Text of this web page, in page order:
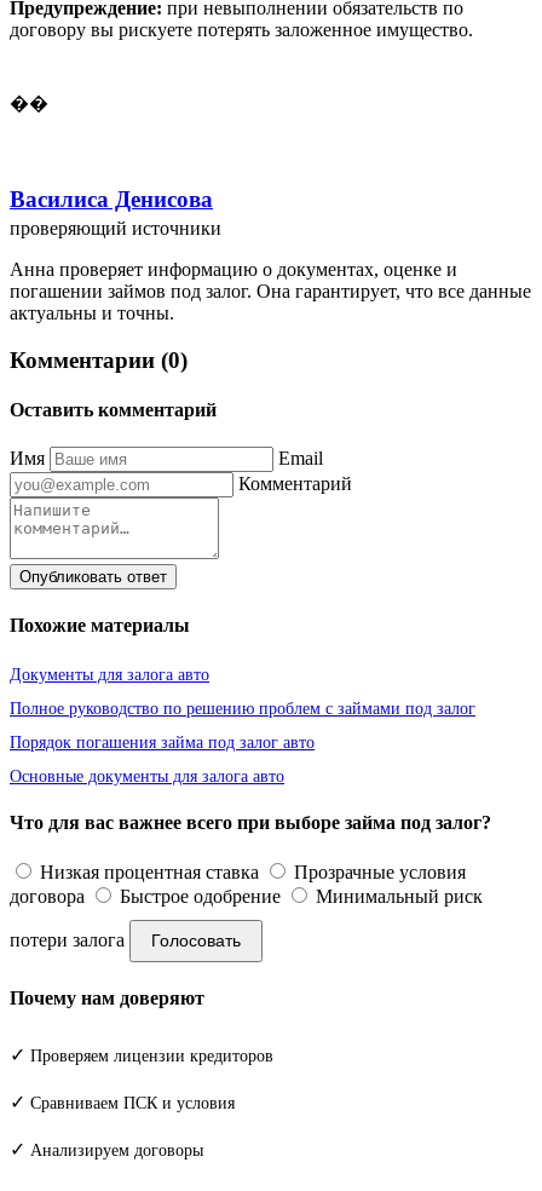
Предупреждение: при невыполнении обязательств по
договору вы рискуете потерять заложенное имущество.
��
Василиса Денисова
проверяющий источники
Анна проверяет информацию о документах, оценке и
погашении займов под залог. Она гарантирует, что все данные
актуальны и точны.
Комментарии (0)
Оставить комментарий
Имя
Email
Комментарий
Опубликовать ответ
Похожие материалы
Документы для залога авто
Полное руководство по решению проблем с займами под залог
Порядок погашения займа под залог авто
Основные документы для залога авто
Что для вас важнее всего при выборе займа под залог?
Низкая процентная ставка
Прозрачные условия
договора
Быстрое одобрение Минимальный риск
потери залога Голосовать
Почему нам доверяют
✓ Проверяем лицензии кредиторов
✓ Сравниваем ПСК и условия
✓ Анализируем договоры